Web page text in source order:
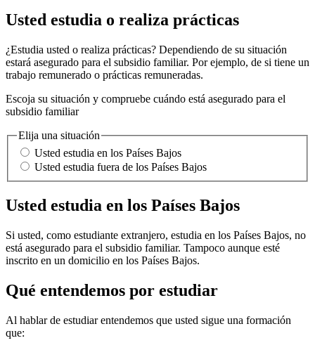
Usted estudia o realiza prácticas
¿Estudia usted o realiza prácticas? Dependiendo de su situación
estará asegurado para el subsidio familiar. Por ejemplo, de si tiene un
trabajo remunerado o prácticas remuneradas.
Escoja su situación y compruebe cuándo está asegurado para el
subsidio familiar
Elija una situación
Usted estudia en los Países Bajos
Usted estudia fuera de los Países Bajos
Usted estudia en los Países Bajos
Si usted, como estudiante extranjero, estudia en los Países Bajos, no
está asegurado para el subsidio familiar. Tampoco aunque esté
inscrito en un domicilio en los Países Bajos.
Qué entendemos por estudiar
Al hablar de estudiar entendemos que usted sigue una formación
que: